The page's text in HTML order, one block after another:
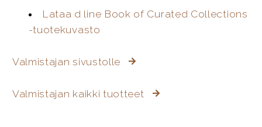
Lataa d line Book of Curated Collections
-tuotekuvasto
Valmistajan sivustolle
Valmistajan kaikki tuotteet